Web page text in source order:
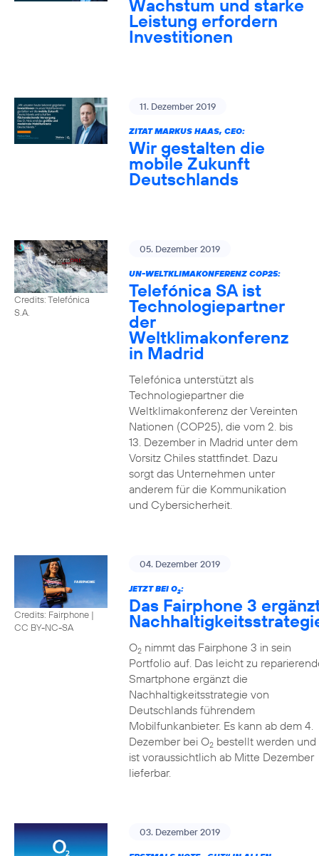
Wachstum und starke
Leistung erfordern
Investitionen
11. Dezember 2019
ZITAT MARKUS HAAS, CEO:
Wir gestalten die
mobile Zukunft
Deutschlands
Credits: Telefónica
S.A.
05. Dezember 2019
UN-WELTKLIMAKONFERENZ COP25:
Telefónica SA ist
Technologiepartner
der
Weltklimakonferenz
in Madrid
Telefónica unterstützt als
Technologiepartner die
Weltklimakonferenz der Vereinten
Nationen (COP25), die vom 2. bis
13. Dezember in Madrid unter dem
Vorsitz Chiles stattfindet. Dazu
sorgt das Unternehmen unter
anderem für die Kommunikation
und Cybersicherheit.
Credits: Fairphone |
CC BY-NC-SA
04. Dezember 2019
JETZT BEI O2:
Das Fairphone 3
O2nimmt das Fairphone 3 in sein
Portfolio auf. Das leicht zu
Smartphone ergänzt die
Nachhaltigkeitsstrategie von
Deutschlands führendem
Mobilfunkanbieter. Es kann ab dem 4.
Dezember bei O2bestellt werden und
ist voraussichtlich ab Mitte Dezember
lieferbar.
03. Dezember 2019